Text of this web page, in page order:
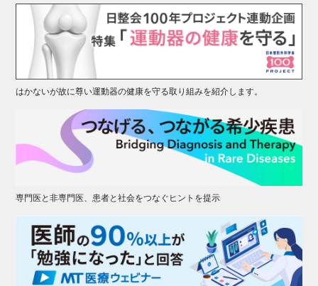
はかないが故に尊い運動器の健康を守る取り組みを紹介します。
専門医と非専門医、患者と社会をつなぐヒントを提示